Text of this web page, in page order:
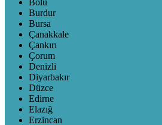
Bolu
Burdur
Bursa
Çanakkale
Çankırı
Çorum
Denizli
Diyarbakır
Düzce
Edirne
Elazığ
Erzincan